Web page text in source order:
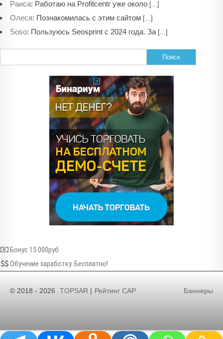
Раиса: Работаю на Profitcentr уже около [...]
Олеся: Познакомилась с этим сайтом [...]
Soso: Пользуюсь Seosprint с 2024 года. За [...]
Бонус 15 000руб.
Обучение заработку. Бесплатно!
© 2018 - 2026 TOPSAR | Рейтинг САР Баннеры